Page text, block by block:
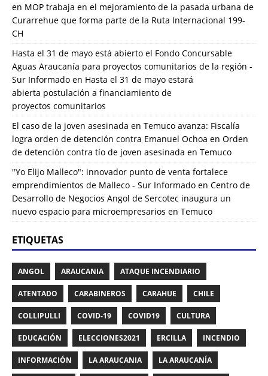
en MOP trabaja en el mejoramiento de la pasada urbana de
Curarrehue que forma parte de la Ruta Internacional 199-
CH
Hasta el 31 de mayo está abierto el Fondo Concursable
Aguas Araucanía para proyectos comunitarios de la región -
Sur Informado en Hasta el 31 de mayo estará
abierta postulación a financiamiento de
proyectos comunitarios
El caso de la joven asesinada en Temuco avanza: Fiscalía
logra orden de detención contra Emanuel Ochoa en Orden
de detención contra tío de joven asesinada en Temuco
"Yo Elijo Malleco": innovador punto de venta fortalece
emprendimientos de Malleco - Sur Informado en Centro de
Desarrollo de Negocios Angol de Sercotec inaugura un
nuevo espacio para microempresarios en Temuco
ETIQUETAS
ANGOL ARAUCANIA ATAQUE INCENDIARIO
ATENTADO CARABINEROS CARAHUE CHILE
COLLIPULLI COVID-19 COVID19 CULTURA
EDUCACIÓN ELECCIONES2021 ERCILLA INCENDIO
INFORMACIÓN LA ARAUCANIA LA ARAUCANÍA